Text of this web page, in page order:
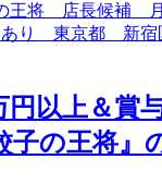
円以上＆賞
の王将』